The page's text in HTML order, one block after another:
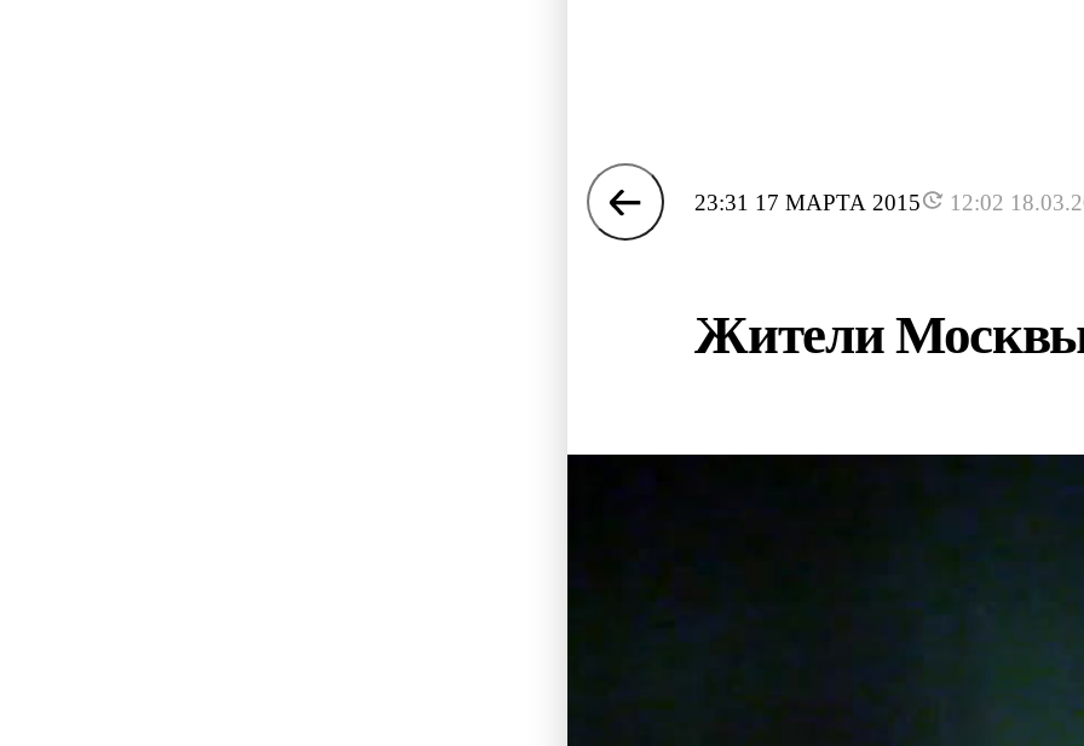
23:31 17 МАРТА 2015 12:02
Жители Москвы